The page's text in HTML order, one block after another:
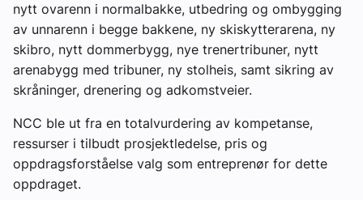
nytt ovarenn i normalbakke, utbedring og ombygging
av unnarenn i begge bakkene, ny skiskytterarena, ny
skibro, nytt dommerbygg, nye trenertribuner, nytt
arenabygg med tribuner, ny stolheis, samt sikring av
skråninger, drenering og adkomstveier.
NCC ble ut fra en totalvurdering av kompetanse,
ressurser i tilbudt prosjektledelse, pris og
oppdragsforståelse valg som entreprenør for dette
oppdraget.